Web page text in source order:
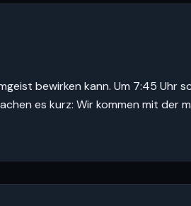
bewirken kann. Um 7:45 Uhr
es kurz: Wir kommen mit der